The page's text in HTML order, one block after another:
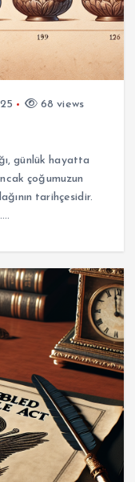
68 views
günlük hayatta
çoğumuzun
tarihçesidir.